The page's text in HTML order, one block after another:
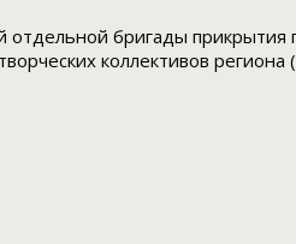
бригады
коллективов